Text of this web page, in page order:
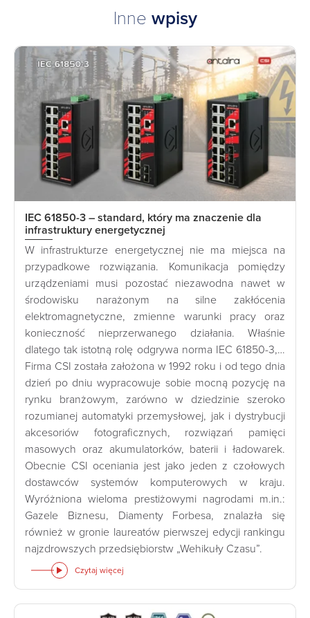
Inne wpisy
IEC 61850-3 – standard, który ma znaczenie dla
infrastruktury energetycznej
W infrastrukturze energetycznej nie ma miejsca na
przypadkowe rozwiązania. Komunikacja pomiędzy
urządzeniami musi pozostać niezawodna nawet w
środowisku narażonym na silne zakłócenia
elektromagnetyczne, zmienne warunki pracy oraz
konieczność nieprzerwanego działania. Właśnie
dlatego tak istotną rolę odgrywa norma IEC 61850-3,…
Firma CSI została założona w 1992 roku i od tego dnia
dzień po dniu wypracowuje sobie mocną pozycję na
rynku branżowym, zarówno w dziedzinie szeroko
rozumianej automatyki przemysłowej, jak i dystrybucji
akcesoriów fotograficznych, rozwiązań pamięci
masowych oraz akumulatorków, baterii i ładowarek.
Obecnie CSI oceniania jest jako jeden z czołowych
dostawców systemów komputerowych w kraju.
Wyróżniona wieloma prestiżowymi nagrodami m.in.:
Gazele Biznesu, Diamenty Forbesa, znalazła się
również w gronie laureatów pierwszej edycji rankingu
najzdrowszych przedsiębiorstw „Wehikuły Czasu”.
Czytaj więcej